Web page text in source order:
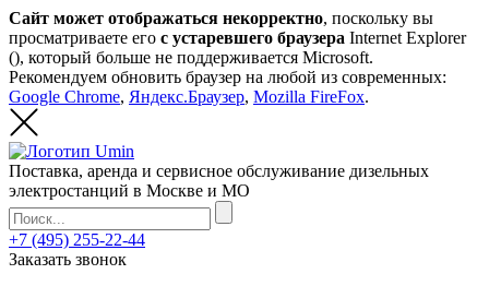
Сайт может отображаться некорректно, поскольку вы
просматриваете его с устаревшего браузера Internet Explorer
(), который больше не поддерживается Microsoft.
Рекомендуем обновить браузер на любой из современных:
Google Chrome, Яндекс.Браузер, Mozilla FireFox.
Поставка, аренда и сервисное обслуживание дизельных
электростанций в Москве и МО
+7 (495) 255-22-44
Заказать звонок